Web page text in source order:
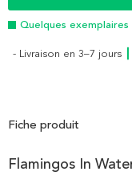
Quelques exemplaires
- Livraison en 3–7 jours
Fiche produit
Flamingos In